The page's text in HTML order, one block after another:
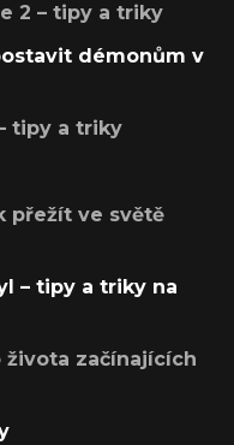
2 – tipy a triky
démonům v
tipy a triky
přežít ve světě
– tipy a triky na
života začínajících